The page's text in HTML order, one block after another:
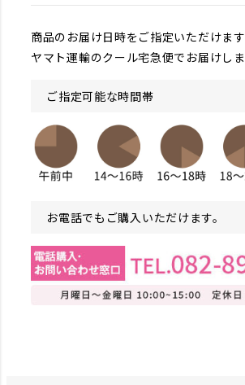
商品のお届け日時をご指定いただけます
ヤマト運輸のクール宅急便でお届けしま
ご指定可能な時間帯
お電話でもご購入いただけます。